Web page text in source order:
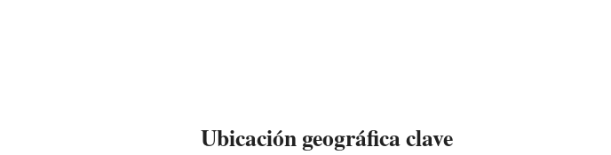
Ubicación geográfica clave